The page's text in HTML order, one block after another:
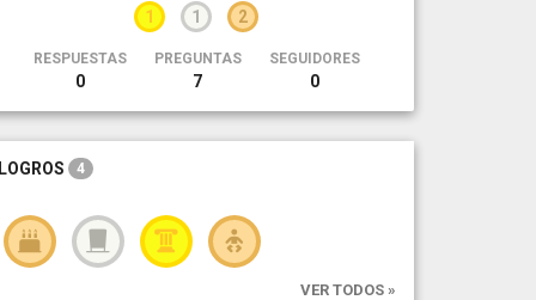
1 1 2
RESPUESTAS
0
PREGUNTAS
7
SEGUIDORES
0
LOGROS 4
VER TODOS »